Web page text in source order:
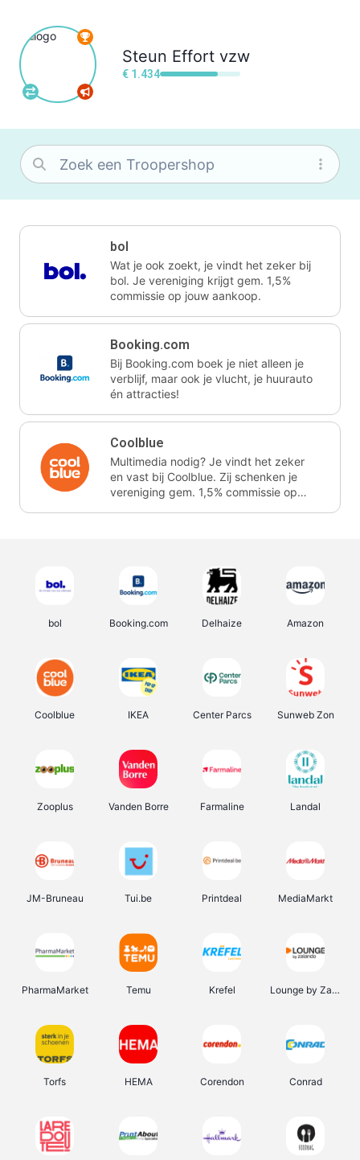
Steun Effort vzw
€ 1.434
bol
Wat je ook zoekt, je vindt het zeker bij
bol. Je vereniging krijgt gem. 1,5%
commissie op jouw aankoop.
Booking.com
Bij Booking.com boek je niet alleen je
verblijf, maar ook je vlucht, je huurauto
én attracties!
Coolblue
Multimedia nodig? Je vindt het zeker
en vast bij Coolblue. Zij schenken je
vereniging gem. 1,5% commissie op
bol Booking.com Delhaize Amazon
Coolblue IKEA Center Parcs Sunweb Zon
Zooplus Vanden Borre Farmaline Landal
JM-Bruneau Tui.be Printdeal MediaMarkt
PharmaMarket Temu Krefel Lounge by Zalando
Torfs HEMA Corendon Conrad